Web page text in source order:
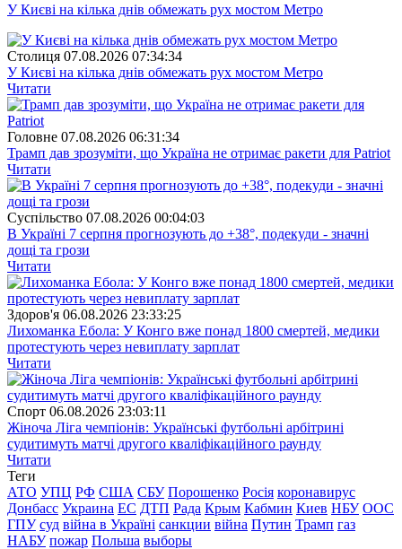
У Києві на кілька днів обмежать рух мостом Метро
Столиця 07.08.2026 07:34:34
У Києві на кілька днів обмежать рух мостом Метро
Читати
Головне 07.08.2026 06:31:34
Трамп дав зрозуміти, що Україна не отримає ракети для Patriot
Читати
Суспiльство 07.08.2026 00:04:03
В Україні 7 серпня прогнозують до +38°, подекуди - значні
дощі та грози
Читати
Здоров'я 06.08.2026 23:33:25
Лихоманка Ебола: У Конго вже понад 1800 смертей, медики
протестують через невиплату зарплат
Читати
Спорт 06.08.2026 23:03:11
Жіноча Ліга чемпіонів: Українські футбольні арбітрині
судитимуть матчі другого кваліфікаційного раунду
Читати
Теги
АТО УПЦ РФ США СБУ Порошенко Росія коронавирус
Донбасс Украина ЕС ДТП Рада Крым Кабмин Киев НБУ ООС
ГПУ суд війна в Україні санкции війна Путин Трамп газ
НАБУ пожар Польша выборы